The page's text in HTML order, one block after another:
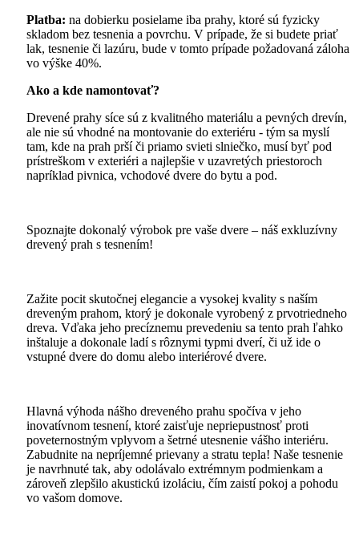
Platba: na dobierku posielame iba prahy, ktoré sú fyzicky
skladom bez tesnenia a povrchu. V prípade, že si budete priať
lak, tesnenie či lazúru, bude v tomto prípade požadovaná záloha
vo výške 40%.
Ako a kde namontovať?
Drevené prahy síce sú z kvalitného materiálu a pevných drevín,
ale nie sú vhodné na montovanie do exteriéru - tým sa myslí
tam, kde na prah prší či priamo svieti slniečko, musí byť pod
prístreškom v exteriéri a najlepšie v uzavretých priestoroch
napríklad pivnica, vchodové dvere do bytu a pod.
Spoznajte dokonalý výrobok pre vaše dvere – náš exkluzívny
drevený prah s tesnením!
Zažite pocit skutočnej elegancie a vysokej kvality s naším
dreveným prahom, ktorý je dokonale vyrobený z prvotriedneho
dreva. Vďaka jeho precíznemu prevedeniu sa tento prah ľahko
inštaluje a dokonale ladí s rôznymi typmi dverí, či už ide o
vstupné dvere do domu alebo interiérové dvere.
Hlavná výhoda nášho dreveného prahu spočíva v jeho
inovatívnom tesnení, ktoré zaisťuje nepriepustnosť proti
poveternostným vplyvom a šetrné utesnenie vášho interiéru.
Zabudnite na nepríjemné prievany a stratu tepla! Naše tesnenie
je navrhnuté tak, aby odolávalo extrémnym podmienkam a
zároveň zlepšilo akustickú izoláciu, čím zaistí pokoj a pohodu
vo vašom domove.